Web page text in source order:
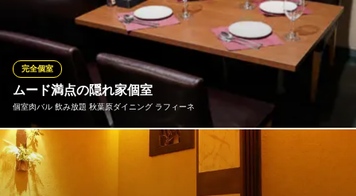
高い焼肉には品質の高い空間が必要不可欠です。食はまず見た目
から、皿で語る以上に大事な店内の空気と装飾により力を注いで
必ず満足感の高い時間をご提供させて頂きます。
焼肉横丁 あきば
国産和牛食べ放題
ＪＲ秋葉原駅 徒歩1分
東京都千代田区神田佐久間町1-15 川初ビル4F
ムード満点の隠れ家個室
個室肉バル 飲み放題 秋葉原ダイニング ラフィーネ
完全個室
デートや女子会、接待などにも重宝されるムーディな個室♪♪ ２～
30名様までご案内可能です！！ 時間を忘れてゆったりくつろぎな
がらお過ごしください。。。。